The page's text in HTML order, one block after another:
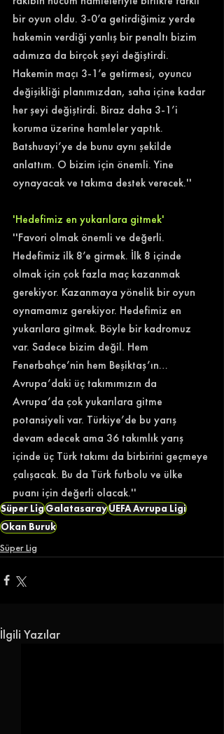
bir oyun oldu. 3-0’a getirdiğimiz yerde
hakemin verdiği yanlış bir penaltı bizim
adımıza da birçok şeyi değiştirdi.
Hakemin maçı 3-1’e getirmesi, oyuncu
değişikliği planımızdan, saha içine kadar
her şeyi değiştirdi. Biraz daha 3-1’i
koruma üzerine hamleler yaptık.
Batshuayi’ye de bunu aynı şekilde
anlattım. O bizim için önemli. Yine
oynayacak ve takıma destek verecek.''
'Hedefimiz en yukarılara gitmek'
''Favori olmak önemli ve değerli.
Hedefimiz ilk 8’e girmek. İlk 8 içinde
olmak için çok fazla maç kazanmak
gerekiyor. Kazanmaya yönelik bir oyun
oynamamız gerekiyor. Hedefimiz en
yukarılara gitmek. Böyle bir kadromuz
var. Sadece bizim değil. Hem
Fenerbahçe’nin hem Beşiktaş’ın…
Avrupa’daki üç takımımızın da
Avrupa’da çok yukarılara gitme
potansiyeli var. Türkiye’de bu yarış
devam edecek ama 36 takımlık yarış
içinde üç Türk takımı da birbirini geçmeye
çalışacak. Bu da Türk futbolu ve ülke
puanı için değerli olacak.''
Süper LigGalatasarayUEFA Avrupa Ligi
Okan Buruk
Süper Lig
İlgili Yazılar